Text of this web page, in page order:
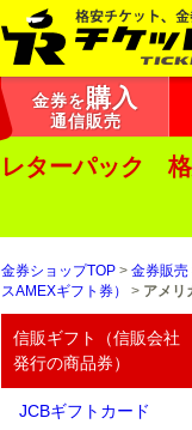
金券を購入
通信販売
レターパック 格
金券ショップTOP > 金券販売
スAMEXギフト券）
> アメリ
信販ギフト（信販会社
発行の商品券）
JCBギフトカード